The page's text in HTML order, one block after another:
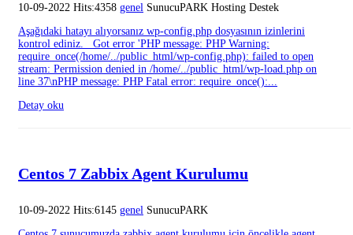
10-09-2022 Hits:4358 genel SunucuPARK Hosting Destek
Aşağıdaki hatayı alıyorsanız wp-config.php dosyasının izinlerini
kontrol ediniz. Got error 'PHP message: PHP Warning:
require_once(/home/../public_html/wp-config.php): failed to open
stream: Permission denied in /home/../public_html/wp-load.php on
line 37\nPHP message: PHP Fatal error: require_once():...
Detay oku
Centos 7 Zabbix Agent Kurulumu
10-09-2022 Hits:6145 genel SunucuPARK